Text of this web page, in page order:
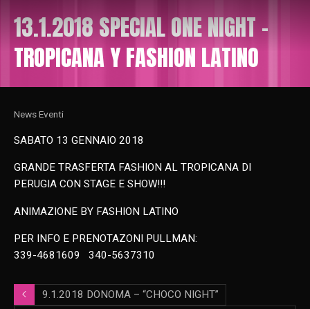
13.1.2018 SPECIAL ONE NIGHT –
TROPICANA Y FASHION LATINO
News Eventi
SABATO 13 GENNAIO 2018
GRANDE TRASFERTA FASHION AL TROPICANA DI
PERUGIA CON STAGE E SHOW!!!
ANIMAZIONE BY FASHION LATINO
PER INFO E PRENOTAZONI PULLMAN:
339-4681609 340-5637310
9.1.2018 DONOMA – “CHOCO NIGHT”